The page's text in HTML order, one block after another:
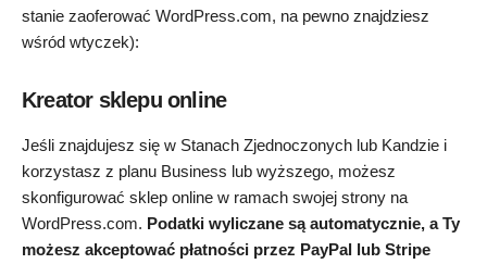
stanie zaoferować WordPress.com, na pewno znajdziesz
wśród wtyczek):
Kreator sklepu online
Jeśli znajdujesz się w Stanach Zjednoczonych lub Kandzie i
korzystasz z planu Business lub wyższego, możesz
skonfigurować sklep online w ramach swojej strony na
WordPress.com. Podatki wyliczane są automatycznie, a Ty
możesz akceptować płatności przez PayPal lub Stripe